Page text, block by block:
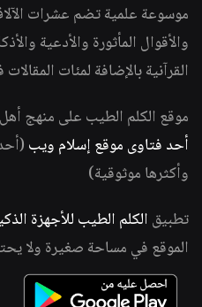
موسوعة علمية تضم عشرات
والأقوال المأثورة والأدعية
القرآنية بالإضافة لمئات
موقع الكلم الطيب على منهج
أحد فتاوى موقع إسلام ويب
وأكثرها موثوقية)
تطبيق الكلم الطيب للأجهزة
الموقع في مساحة صغيرة ولا